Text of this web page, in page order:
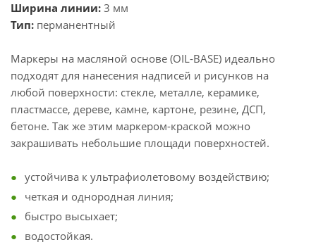
Ширина линии: 3 мм
Тип: перманентный
Маркеры на масляной основе (OIL-BASE) идеально
подходят для нанесения надписей и рисунков на
любой поверхности: стекле, металле, керамике,
пластмассе, дереве, камне, картоне, резине, ДСП,
бетоне. Так же этим маркером-краской можно
закрашивать небольшие площади поверхностей.
устойчива к ультрафиолетовому воздействию;
четкая и однородная линия;
быстро высыхает;
водостойкая.